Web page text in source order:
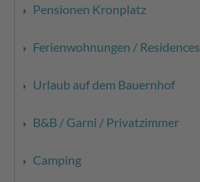
Pensionen Kronplatz
Ferienwohnungen / Residences
Urlaub auf dem Bauernhof
B&B / Garni / Privatzimmer
Camping